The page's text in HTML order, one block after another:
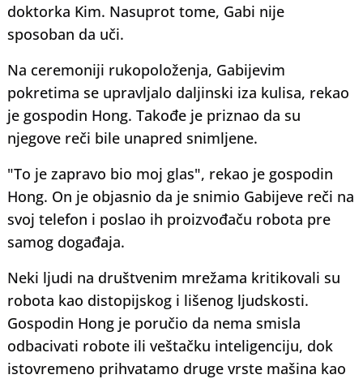
doktorka Kim. Nasuprot tome, Gabi nije
sposoban da uči.
Na ceremoniji rukopoloženja, Gabijevim
pokretima se upravljalo daljinski iza kulisa, rekao
je gospodin Hong. Takođe je priznao da su
njegove reči bile unapred snimljene.
"To je zapravo bio moj glas", rekao je gospodin
Hong. On je objasnio da je snimio Gabijeve reči na
svoj telefon i poslao ih proizvođaču robota pre
samog događaja.
Neki ljudi na društvenim mrežama kritikovali su
robota kao distopijskog i lišenog ljudskosti.
Gospodin Hong je poručio da nema smisla
odbacivati robote ili veštačku inteligenciju, dok
istovremeno prihvatamo druge vrste mašina kao